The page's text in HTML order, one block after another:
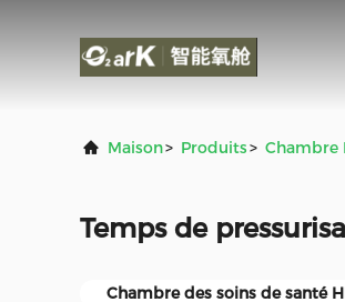
Maison> Produits> Chambre
Temps de
Chambre des soins de santé